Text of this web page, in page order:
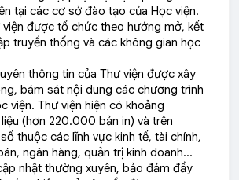
tại các cơ sở đào tạo của Học viện.
viện được tổ chức theo hướng mở, kết
truyền thống và các không gian học
thông tin của Thư viện được xây
bám sát nội dung các chương trình
viện. Thư viện hiện có khoảng
(hơn 220.000 bản in) và trên
thuộc các lĩnh vực kinh tế, tài chính,
ngân hàng, quản trị kinh doanh…
nhật thường xuyên, bảo đảm đầy